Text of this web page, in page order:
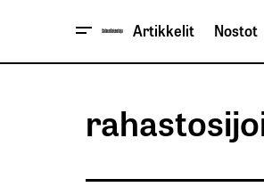
Artikkelit Nostot